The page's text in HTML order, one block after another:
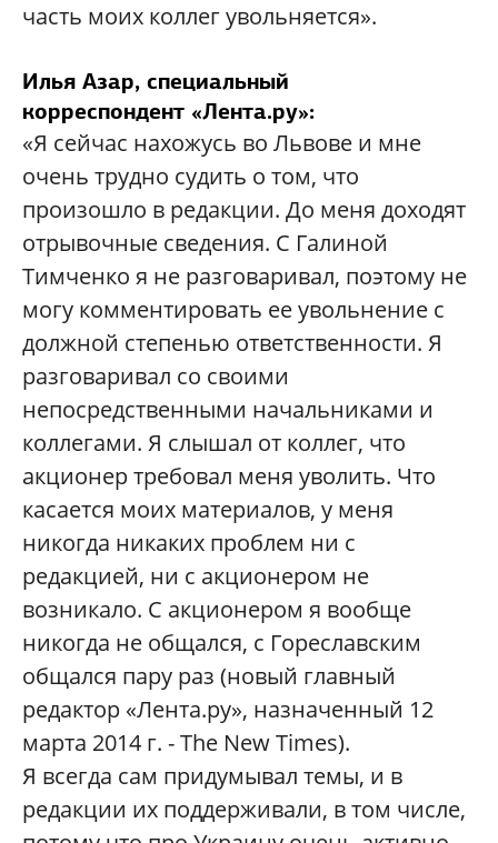
часть моих коллег увольняется».
Илья Азар, специальный
корреспондент «Лента.ру»:
«Я сейчас нахожусь во Львове и мне
очень трудно судить о том, что
произошло в редакции. До меня доходят
отрывочные сведения. С Галиной
Тимченко я не разговаривал, поэтому не
могу комментировать ее увольнение с
должной степенью ответственности. Я
разговаривал со своими
непосредственными начальниками и
коллегами. Я слышал от коллег, что
акционер требовал меня уволить. Что
касается моих материалов, у меня
никогда никаких проблем ни с
редакцией, ни с акционером не
возникало. С акционером я вообще
никогда не общался, с Гореславским
общался пару раз (новый главный
редактор «Лента.ру», назначенный 12
марта 2014 г. - The New Times).
Я всегда сам придумывал темы, и в
редакции их поддерживали, в том числе,